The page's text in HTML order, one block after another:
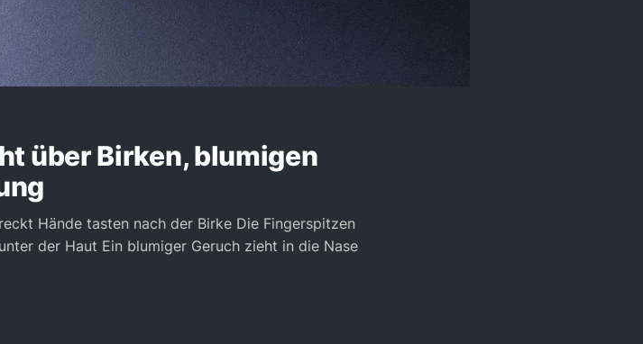
über Birken, blumigen
Hände tasten nach der Birke Die Fingerspitzen
der Haut Ein blumiger Geruch zieht in die Nase